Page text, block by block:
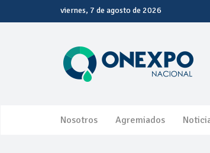
viernes, 7 de agosto de 2026
Nosotros Agremiados